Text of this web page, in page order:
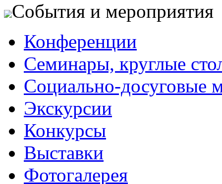
События и мероприятия
Конференции
Семинары, круглые
Социально-досуговые
Экскурсии
Конкурсы
Выставки
Фотогалерея